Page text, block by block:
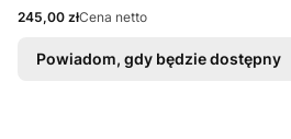
Cena
245,00 złCena netto
Powiadom, gdy będzie dostępny